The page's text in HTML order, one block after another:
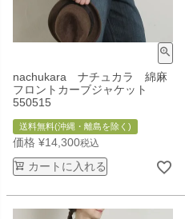
nachukara ナチュカラ 綿麻
フロントカーブジャケット
550515
送料無料(沖縄・離島を除く)
価格 ¥14,300税込
カートに入れる